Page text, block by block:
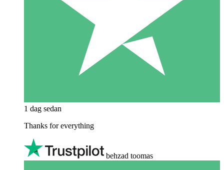
1 dag sedan
Thanks for everything
behzad toomas